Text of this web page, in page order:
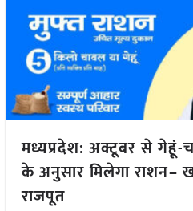
मध्यप्रदेश: अक्टूबर से गेहूं-
के अनुसार मिलेगा राशन–
राजपूत